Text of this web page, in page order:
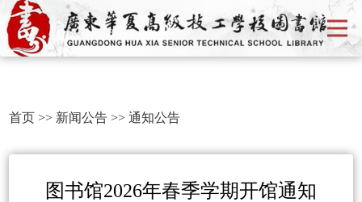
首页>> 新闻公告>> 通知公告
图书馆2026年春季学期开馆通知